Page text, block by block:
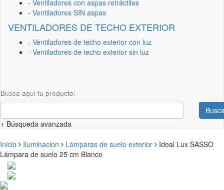
- Ventiladores con aspas retráctiles
- Ventiladores SIN aspas
VENTILADORES DE TECHO EXTERIOR
- Ventiladores de techo exterior con luz
- Ventiladores de techo exterior sin luz
Busca aqui tu producto:
+ Búsqueda avanzada
Inicio Iluminacion Lámparas de suelo exterior
Ideal Lux SASSO
Lámpara de suelo 25 cm Blanco